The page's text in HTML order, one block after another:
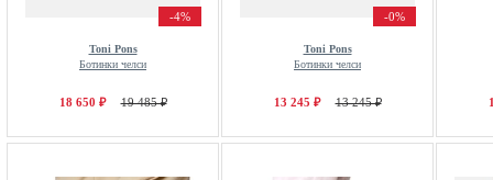
-4%
Toni Pons
Ботинки челси
18 650 ₽ 19 485 ₽
-0%
Toni Pons
Ботинки челси
13 245 ₽ 13 245 ₽